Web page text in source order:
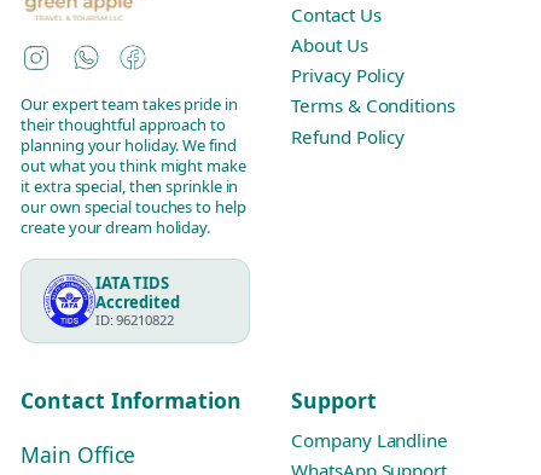
Instagram
WhatsAppFacebook
Our expert team takes pride in
their thoughtful approach to
planning your holiday. We find
out what you think might make
it extra special, then sprinkle in
our own special touches to help
create your dream holiday.
IATA TIDS
Accredited
ID: 96210822
Contact Us
About Us
Privacy Policy
Terms & Conditions
Refund Policy
Contact Information
Main Office
Support
Company Landline